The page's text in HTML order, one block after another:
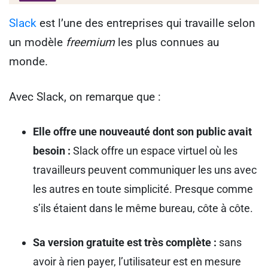
Slack est l’une des entreprises qui travaille selon
un modèle freemiumles plus connues au
monde.
Avec Slack, on remarque que :
Elle offre une nouveauté dont son public avait
besoin : Slack offre un espace virtuel où les
travailleurs peuvent communiquer les uns avec
les autres en toute simplicité. Presque comme
s’ils étaient dans le même bureau, côte à côte.
Sa version gratuite est très complète : sans
avoir à rien payer, l’utilisateur est en mesure